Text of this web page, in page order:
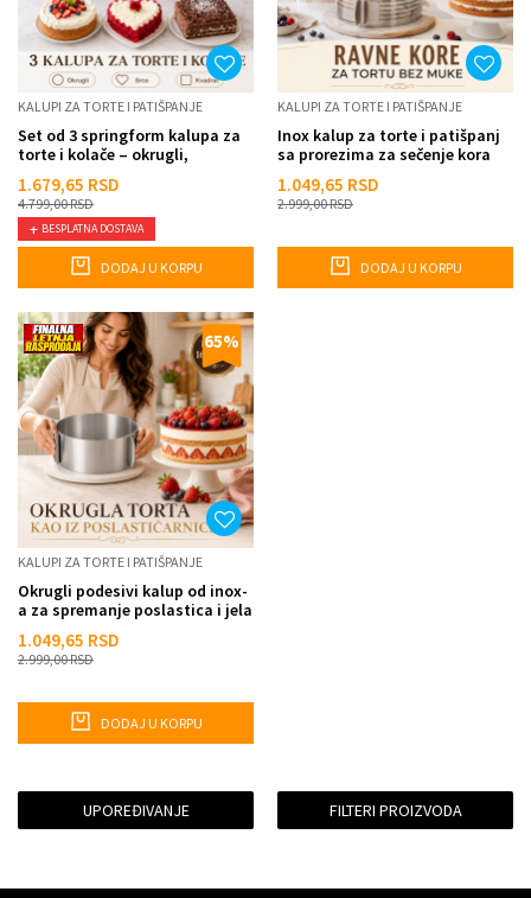
KALUPI ZA TORTE I PATIŠPANJE
Set od 3 springform kalupa za
torte i kolače – okrugli,
1.679,65 RSD
4.799,00RSD
BESPLATNA DOSTAVA
DODAJ U KORPU
KALUPI ZA TORTE I PATIŠPANJE
Inox kalup za torte i patišpanj
sa prorezima za sečenje kora
1.049,65 RSD
2.999,00RSD
DODAJ U KORPU
65%
KALUPI ZA TORTE I PATIŠPANJE
Okrugli podesivi kalup od inox-
a za spremanje poslastica i jela
1.049,65 RSD
2.999,00RSD
DODAJ U KORPU
UPOREĐIVANJE FILTERI PROIZVODA